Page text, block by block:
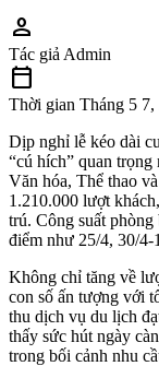
person
Tác giả Admin
calendar_today
Thời gian Tháng 5 7,
Dịp nghỉ lễ kéo dài
“cú hích” quan
Văn hóa, Thể thao
1.210.000 lượt
trú. Công suất
điểm như 25/4, 30/4-
Không chỉ tăng về
con số ấn tượng với
thu dịch vụ du lịch
thấy sức hút ngày
trong bối cảnh nhu